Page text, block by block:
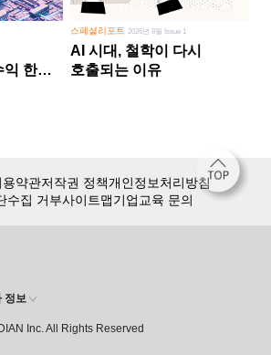
익 한계
스페셜리포트 2026년 8월 Issue 1
AI 시대, 철학이 다시
호출되는 이유
용약관저작권 정책개인정보처리방침
수집 거부사이트맵기업교육 문의
정보
Inc. All Rights Reserved